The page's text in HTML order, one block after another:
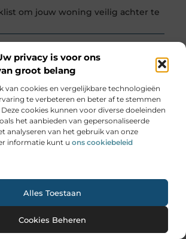
privacy is voor ons
groot belang
van cookies en vergelijkbare technologieën
te verbeteren en beter af te stemmen
cookies kunnen voor diverse doeleinden
het aanbieden van gepersonaliseerde
analyseren van het gebruik van onze
informatie kunt u ons cookiebeleid
Alles Toestaan
Cookies Beheren
om jouw woning veilig achter te
Leer Rijden In Een Rustig
Om Je Heen
Eten en
drinken
Financieel
Groothandel
Hobby en vrije
Horeca
Onderwijs
Society /
Toerisme
buitenleven
Verbouwen